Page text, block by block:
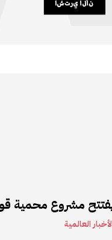
مشروع محمية
العالمية